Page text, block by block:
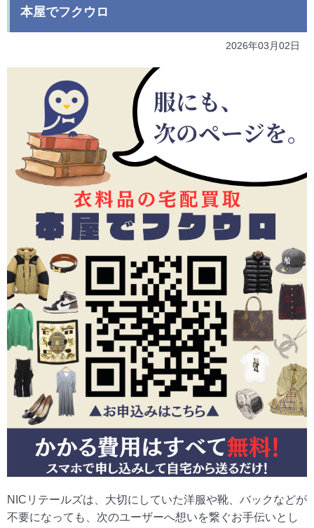
本屋でフクウロ
2026年03月02日
NICリテールズは、大切にしていた洋服や靴、バックなどが
不要になっても、次のユーザーへ想いを繋ぐお手伝いとし